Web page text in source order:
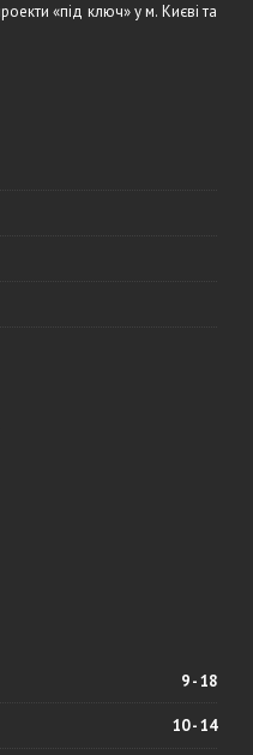
«під ключ» у м. Києві та
9 - 18
10 - 14